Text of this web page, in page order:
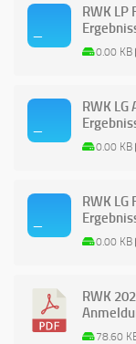
RWK
0.00 KB
RWK
0.00 KB
RWK
0.00 KB
RWK
78.60